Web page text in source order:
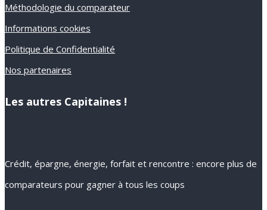
Méthodologie du comparateur
Informations cookies
Politique de Confidentialité
Nos partenaires
Les autres Capitaines !
Crédit, épargne, énergie, forfait et rencontre : encore plus de
comparateurs pour gagner à tous les coups